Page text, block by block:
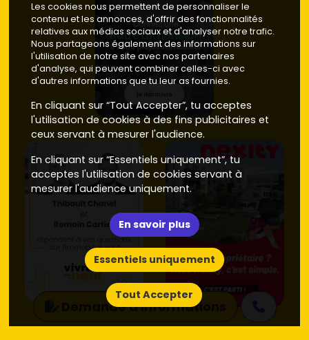
Demande d'informations
Les cookies nous permettent de personnaliser le
contenu et les annonces, d'offrir des fonctionnalités
relatives aux médias sociaux et d'analyser notre trafic.
Nous partageons également des informations sur
l'utilisation de notre site avec nos partenaires
d'analyse, qui peuvent combiner celles-ci avec
d'autres informations que tu leur as fournies.
En cliquant sur “Tout Accepter”, tu acceptes
l'utilisation de cookies à des fins publicitaires et
ceux servant à mesurer l'audience.
En cliquant sur “Essentiels uniquement”, tu
acceptes l'utilisation de cookies servant à
mesurer l'audience uniquement.
En savoir plus
Essentiels uniquement
Tout Accepter